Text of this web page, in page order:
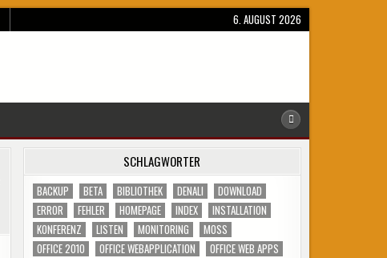
6. AUGUST 2026
SCHLAGWÖRTER
BACKUP BETA BIBLIOTHEK DENALI
DOWNLOAD
ERROR
FEHLER HOMEPAGE INDEX
INSTALLATION
KONFERENZ
LISTEN MONITORING
MOSS
OFFICE 2010
OFFICE WEBAPPLICATION
OFFICE WEB APPS